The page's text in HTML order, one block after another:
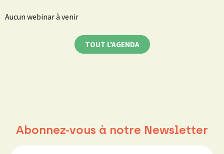
Aucun webinar à venir
TOUT L'AGENDA
Abonnez-vous à notre Newsletter